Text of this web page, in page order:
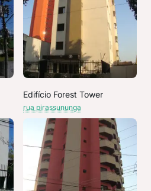
Edifício Forest Tower
rua pirassununga